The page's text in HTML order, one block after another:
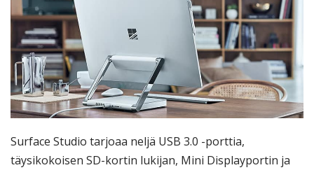
Surface Studio tarjoaa neljä USB 3.0 -porttia,
täysikokoisen SD-kortin lukijan, Mini Displayportin ja